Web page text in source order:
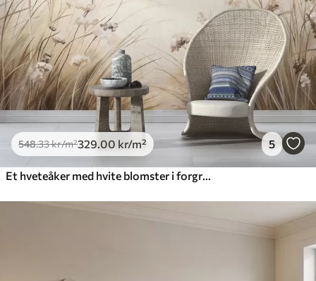
548.33kr/m²329 .00 kr/m² 5